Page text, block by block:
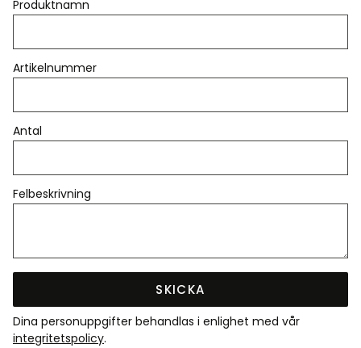
Produktnamn
Artikelnummer
Antal
Felbeskrivning
SKICKA
Dina personuppgifter behandlas i enlighet med vår
integritetspolicy.